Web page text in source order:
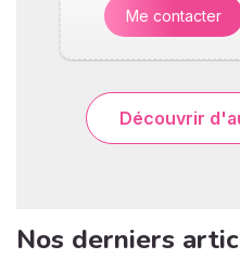
Me contacter
Découvrir
Nos derniers